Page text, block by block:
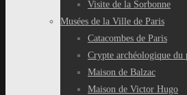
Visite de la Sorbonne
Musées de la Ville de Paris
Catacombes de Paris
Crypte archéologique du
Maison de Balzac
Maison de Victor Hugo